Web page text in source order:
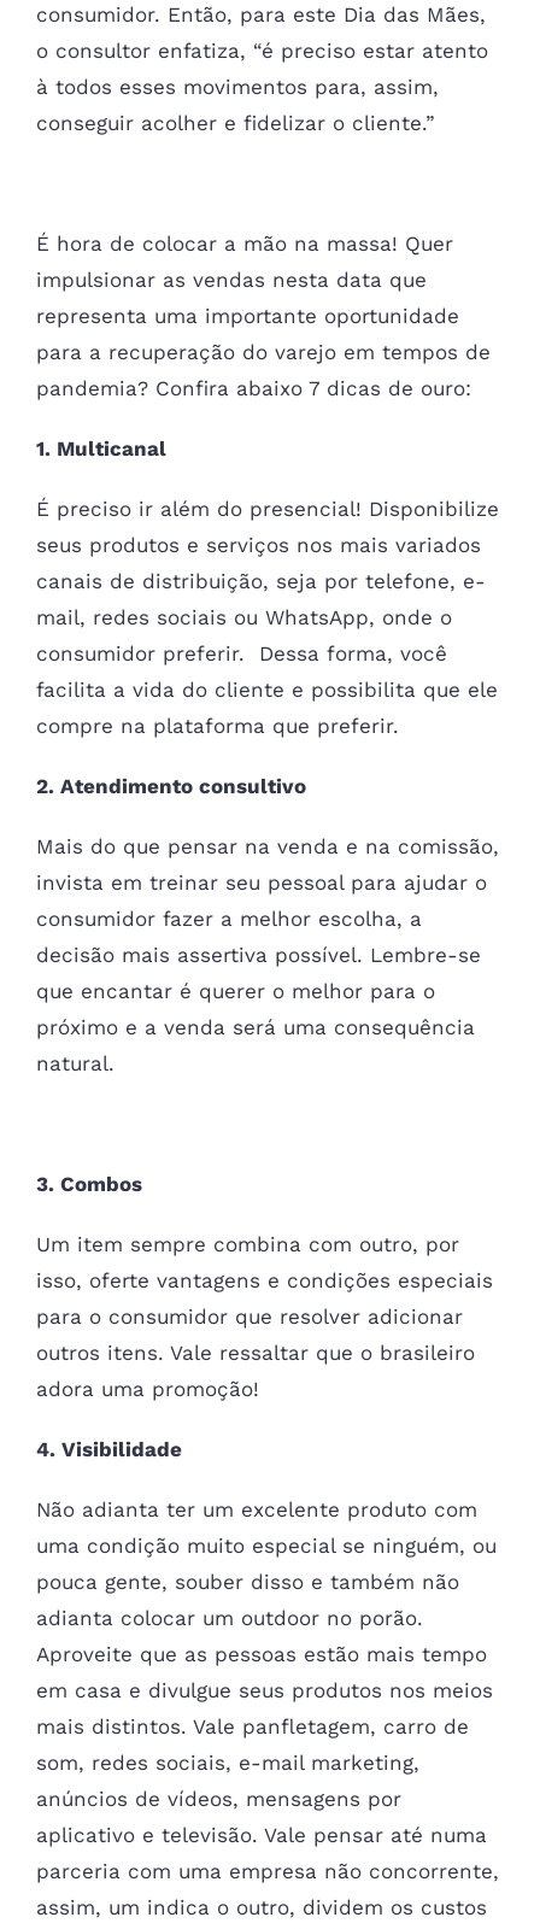
consumidor. Então, para este Dia das Mães,
o consultor enfatiza, “é preciso estar atento
à todos esses movimentos para, assim,
conseguir acolher e fidelizar o cliente.”
É hora de colocar a mão na massa! Quer
impulsionar as vendas nesta data que
representa uma importante oportunidade
para a recuperação do varejo em tempos de
pandemia? Confira abaixo 7 dicas de ouro:
1. Multicanal
É preciso ir além do presencial! Disponibilize
seus produtos e serviços nos mais variados
canais de distribuição, seja por telefone, e-
mail, redes sociais ou WhatsApp, onde o
consumidor preferir. Dessa forma, você
facilita a vida do cliente e possibilita que ele
compre na plataforma que preferir.
2. Atendimento consultivo
Mais do que pensar na venda e na comissão,
invista em treinar seu pessoal para ajudar o
consumidor fazer a melhor escolha, a
decisão mais assertiva possível. Lembre-se
que encantar é querer o melhor para o
próximo e a venda será uma consequência
natural.
3. Combos
Um item sempre combina com outro, por
isso, oferte vantagens e condições especiais
para o consumidor que resolver adicionar
outros itens. Vale ressaltar que o brasileiro
adora uma promoção!
4. Visibilidade
Não adianta ter um excelente produto com
uma condição muito especial se ninguém, ou
pouca gente, souber disso e também não
adianta colocar um outdoor no porão.
Aproveite que as pessoas estão mais tempo
em casa e divulgue seus produtos nos meios
mais distintos. Vale panfletagem, carro de
som, redes sociais, e-mail marketing,
anúncios de vídeos, mensagens por
aplicativo e televisão. Vale pensar até numa
parceria com uma empresa não concorrente,
assim, um indica o outro, dividem os custos